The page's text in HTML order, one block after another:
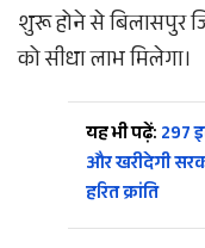
शुरू होने से बिलासपुर
को सीधा लाभ मिलेगा।
यह भी पढ़ें: 297
और खरीदेगी
हरित क्रांति